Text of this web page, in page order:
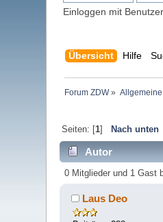
Einloggen mit
Übersicht Hilfe
Forum ZDW»
Seiten: [1] Nach unten
Autor
0 Mitglieder und 1 Gast
Laus Deo